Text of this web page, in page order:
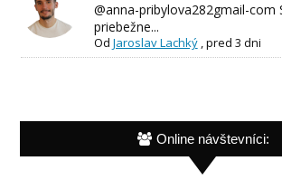
@anna-pribylova282gmail-com
priebežne...
Od Jaroslav Lachký,pred 3 dni
Online návštevníci: